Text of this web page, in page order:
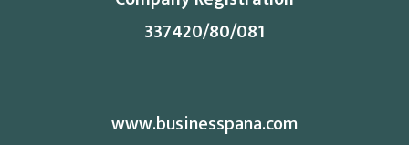
337420/80/081
www.businesspana.com